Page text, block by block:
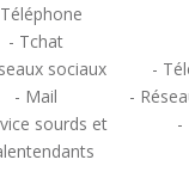
- Tchat
sociaux
- Mail
sourds et
-
-
-